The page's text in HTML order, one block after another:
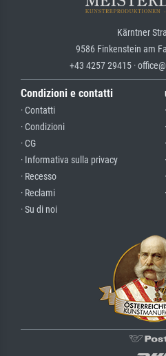
Kärntner
9586 Finkenstein am
+43 4257 29415 ·
Condizioni e contatti
· Contatti
· Condizioni
· CG
· Informativa sulla privacy
· Recesso
· Reclami
· Su di noi